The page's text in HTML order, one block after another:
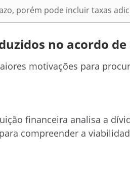
porém pode incluir taxas
no acordo
motivações para
financeira analisa a
compreender a